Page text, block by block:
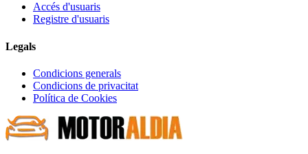
Accés d'usuaris
Registre d'usuaris
Legals
Condicions generals
Condicions de privacitat
Política de Cookies